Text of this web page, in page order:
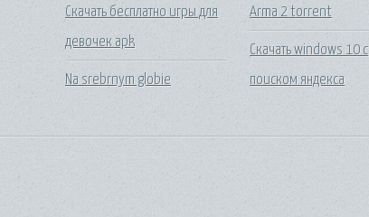
Скачать бесплатно игры для
девочек apk
Na srebrnym globie
Arma 2 torrent
Скачать windows 10 с
поиском яндекса